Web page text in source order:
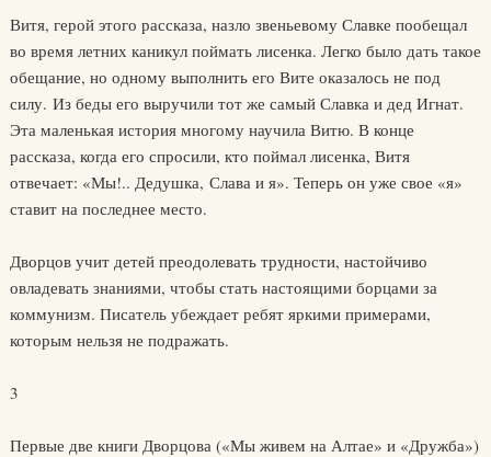
Витя, герой этого рассказа, назло звеньевому Славке пообещал
во время летних каникул поймать лисенка. Легко было дать такое
обещание, но одному выполнить его Вите оказалось не под
силу. Из беды его выручили тот же самый Славка и дед Игнат.
Эта маленькая история многому научила Витю. В конце
рассказа, когда его спросили, кто поймал лисенка, Витя
отвечает: «Мы!.. Дедушка, Слава и я». Теперь он уже свое «я»
ставит на последнее место.
Дворцов учит детей преодолевать трудности, настойчиво
овладевать знаниями, чтобы стать настоящими борцами за
коммунизм. Писатель убеждает ребят яркими примерами,
которым нельзя не подражать.
3
Первые две книги Дворцова («Мы живем на Алтае» и «Дружба»)